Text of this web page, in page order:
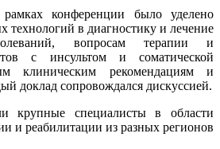
конференции было уделено
технологий в диагностику и лечение
вопросам терапии и
с инсультом и соматической
клиническим рекомендациям и
доклад сопровождался дискуссией.
крупные специалисты в области
и реабилитации из разных регионов